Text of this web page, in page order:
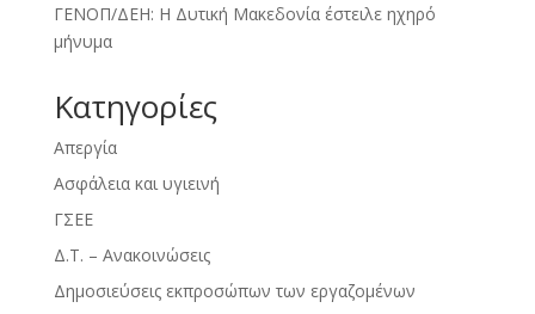
ΓΕΝΟΠ/ΔΕΗ: Η Δυτική Μακεδονία έστειλε ηχηρό
μήνυμα
Kατηγορίες
Απεργία
Ασφάλεια και υγιεινή
ΓΣΕΕ
Δ.Τ. – Ανακοινώσεις
Δημοσιεύσεις εκπροσώπων των εργαζομένων